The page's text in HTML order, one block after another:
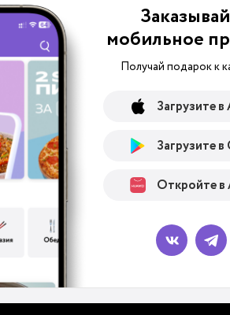
мобильное
Получай подарок к
Загрузите
Загрузите
Откройте в